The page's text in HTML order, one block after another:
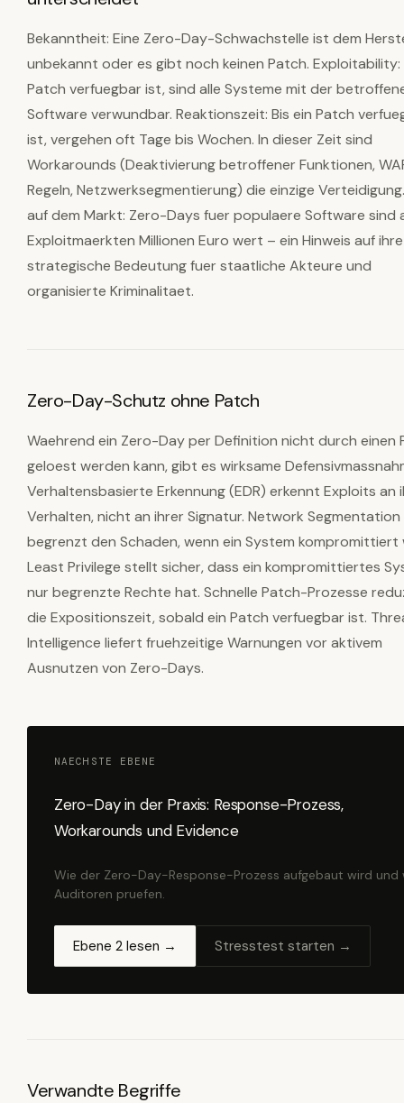
Bekanntheit: Eine Zero-Day-Schwachstelle ist dem
unbekannt oder es gibt noch keinen Patch. Exploitability:
Patch verfuegbar ist, sind alle Systeme mit der
Software verwundbar. Reaktionszeit: Bis ein Patch
ist, vergehen oft Tage bis Wochen. In dieser Zeit sind
Workarounds (Deaktivierung betroffener Funktionen,
Regeln, Netzwerksegmentierung) die einzige
auf dem Markt: Zero-Days fuer populaere Software sind
Exploitmaerkten Millionen Euro wert – ein Hinweis auf ihre
strategische Bedeutung fuer staatliche Akteure und
organisierte Kriminalitaet.
Zero-Day-Schutz ohne Patch
Waehrend ein Zero-Day per Definition nicht durch einen
geloest werden kann, gibt es wirksame
Verhaltensbasierte Erkennung (EDR) erkennt Exploits an
Verhalten, nicht an ihrer Signatur. Network Segmentation
begrenzt den Schaden, wenn ein System kompromittiert
Least Privilege stellt sicher, dass ein kompromittiertes
nur begrenzte Rechte hat. Schnelle Patch-Prozesse
die Expositionszeit, sobald ein Patch verfuegbar ist.
Intelligence liefert fruehzeitige Warnungen vor aktivem
Ausnutzen von Zero-Days.
NAECHSTE EBENE
Zero-Day in der Praxis: Response-Prozess,
Workarounds und Evidence
Wie der Zero-Day-Response-Prozess aufgebaut wird und
Auditoren pruefen.
Ebene 2 lesen → Stresstest starten →
Verwandte Begriffe